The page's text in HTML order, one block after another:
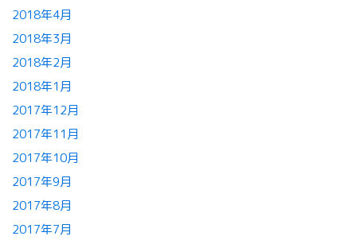
2018年4月
2018年3月
2018年2月
2018年1月
2017年12月
2017年11月
2017年10月
2017年9月
2017年8月
2017年7月